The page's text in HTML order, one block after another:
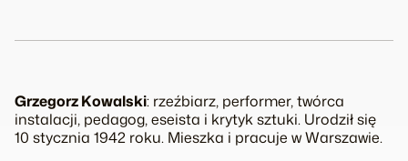
Grzegorz Kowalski: rzeźbiarz, performer, twórca
instalacji, pedagog, eseista i krytyk sztuki. Urodził się
10 stycznia 1942 roku. Mieszka i pracuje w Warszawie.